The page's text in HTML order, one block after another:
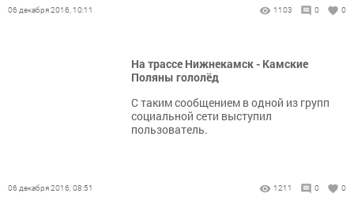
06 декабря 2016, 10:11 1103 0 0
На трассе Нижнекамск - Камские
Поляны гололёд
C таким сообщением в одной из групп
социальной сети выступил
пользователь.
06 декабря 2016, 08:51 1211 0 0